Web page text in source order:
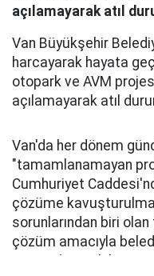
açılamayarak atıl
Van Büyükşehir
harcayarak hayata
otopark ve AVM
açılamayarak atıl
Van'da her dönem
"tamamlanamayan
Cumhuriyet
çözüme
sorunlarından biri
çözüm amacıyla
tamamlanarak